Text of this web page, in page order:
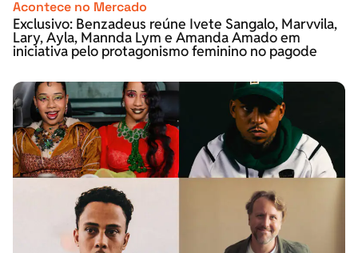
Acontece no Mercado
Exclusivo: Benzadeus reúne Ivete Sangalo, Marvvila,
Lary, Ayla, Mannda Lym e Amanda Amado em
iniciativa pelo protagonismo feminino no pagode